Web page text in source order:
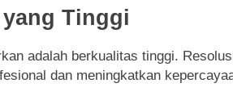
Tinggi
adalah berkualitas tinggi.
dan meningkatkan